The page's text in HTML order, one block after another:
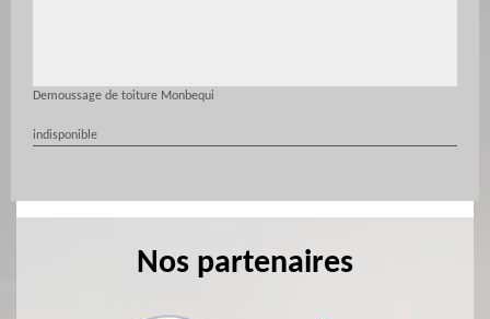
Demoussage de toiture Monbequi
indisponible
Nos partenaires